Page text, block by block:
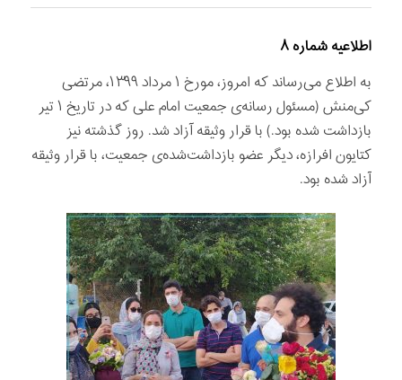
اطلاعیه شماره ۸
به اطلاع می‌رساند که امروز، مورخ ۱ مرداد ۱۳۹۹، مرتضی
کی‌منش (مسئول رسانه‌ی جمعیت امام علی که در تاریخ ۱ تیر
بازداشت شده بود.) با قرار وثیقه آزاد شد. روز گذشته نیز
کتایون افرازه، دیگر عضو بازداشت‌شده‌ی جمعیت، با قرار وثیقه
آزاد شده بود.